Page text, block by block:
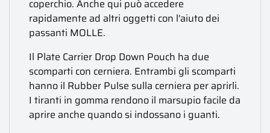
coperchio. Anche qui può accedere
rapidamente ad altri oggetti con l'aiuto dei
passanti MOLLE.
Il Plate Carrier Drop Down Pouch ha due
scomparti con cerniera. Entrambi gli scomparti
hanno il Rubber Pulse sulla cerniera per aprirli.
I tiranti in gomma rendono il marsupio facile da
aprire anche quando si indossano i guanti.